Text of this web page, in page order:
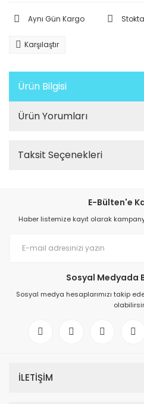
Aynı Gün Kargo
Karşılaştır
Ürün Bilgisi
Ürün Yorumları
Taksit Seçenekleri
E-Bülten'e
Haber listemize kayıt olarak
Sosyal Medyada
Sosyal medya hesaplarımızı takip
İLETİŞİM